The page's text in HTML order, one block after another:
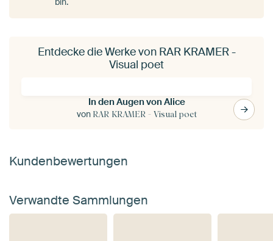
Entdecke die Werke von RAR KRAMER -
Visual poet
In den Augen von Alice
von RAR KRAMER - Visual poet
Kundenbewertungen
Verwandte Sammlungen